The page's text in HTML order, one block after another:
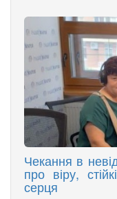
Чекання в
про віру,
серця